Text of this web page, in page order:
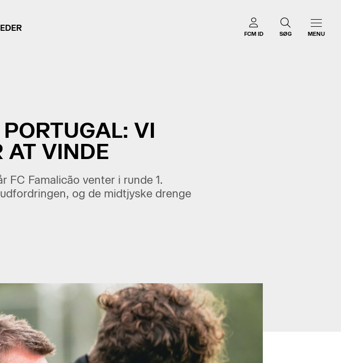
FCM ID SØG MENU
VI
AT VINDE
FC Famalicão venter i runde 1.
og de midtjyske drenge